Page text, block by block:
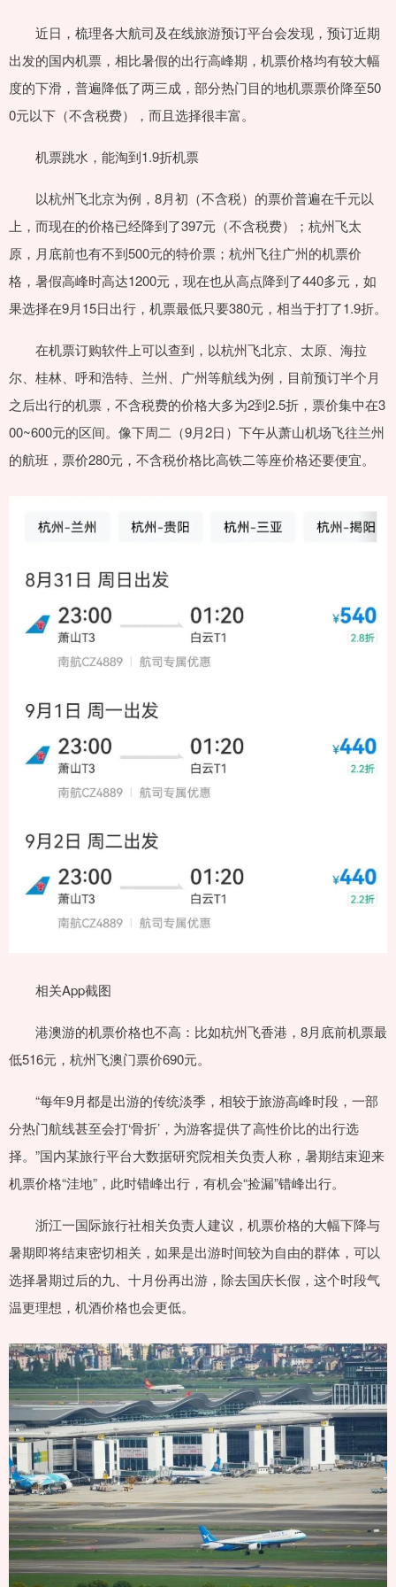
近日，梳理各大航司及在线旅游预订平台会发现，预订近期
出发的国内机票，相比暑假的出行高峰期，机票价格均有较大幅
度的下滑，普遍降低了两三成，部分热门目的地机票票价降至50
0元以下（不含税费），而且选择很丰富。
机票跳水，能淘到1.9折机票
以杭州飞北京为例，8月初（不含税）的票价普遍在千元以
上，而现在的价格已经降到了397元（不含税费）；杭州飞太
原，月底前也有不到500元的特价票；杭州飞往广州的机票价
格，暑假高峰时高达1200元，现在也从高点降到了440多元，如
果选择在9月15日出行，机票最低只要380元，相当于打了1.9折。
在机票订购软件上可以查到，以杭州飞北京、太原、海拉
尔、桂林、呼和浩特、兰州、广州等航线为例，目前预订半个月
之后出行的机票，不含税费的价格大多为2到2.5折，票价集中在3
00~600元的区间。像下周二（9月2日）下午从萧山机场飞往兰州
的航班，票价280元，不含税价格比高铁二等座价格还要便宜。
相关App截图
港澳游的机票价格也不高：比如杭州飞香港，8月底前机票最
低516元，杭州飞澳门票价690元。
“每年9月都是出游的传统淡季，相较于旅游高峰时段，一部
分热门航线甚至会打‘骨折’，为游客提供了高性价比的出行选
择。”国内某旅行平台大数据研究院相关负责人称，暑期结束迎来
机票价格“洼地”，此时错峰出行，有机会“捡漏”错峰出行。
浙江一国际旅行社相关负责人建议，机票价格的大幅下降与
暑期即将结束密切相关，如果是出游时间较为自由的群体，可以
选择暑期过后的九、十月份再出游，除去国庆长假，这个时段气
温更理想，机酒价格也会更低。